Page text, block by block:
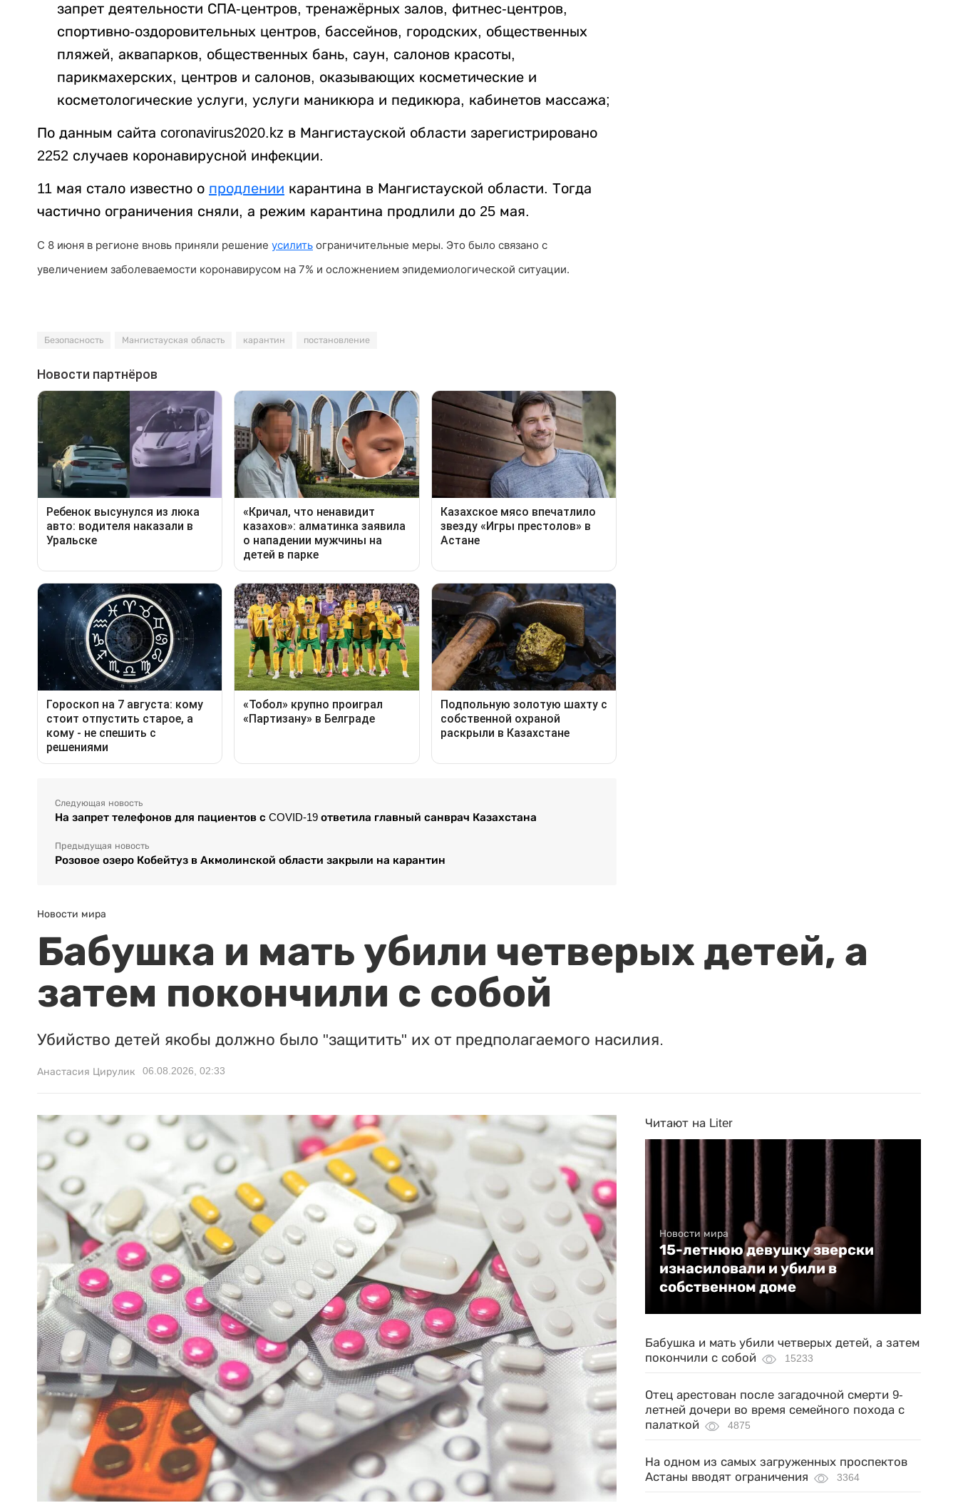
запрет деятельности СПА-центров, тренажёрных залов, фитнес-центров,
спортивно-оздоровительных центров, бассейнов, городских, общественных
пляжей, аквапарков, общественных бань, саун, салонов красоты,
парикмахерских, центров и салонов, оказывающих косметические и
косметологические услуги, услуги маникюра и педикюра, кабинетов массажа;
По данным сайта coronavirus2020.kz в Мангистауской области зарегистрировано
2252 случаев коронавирусной инфекции.
11 мая стало известно о продлении карантина в Мангистауской области. Тогда
частично ограничения сняли, а режим карантина продлили до 25 мая.
С 8 июня в регионе вновь приняли решение усилить ограничительные меры. Это было связано с
увеличением заболеваемости коронавирусом на 7% и осложнением эпидемиологической ситуации.
Безопасность Мангистауская область карантин постановление
Следующая новость
На запрет телефонов для пациентов с COVID-19 ответила главный санврач Казахстана
Предыдущая новость
Розовое озеро Кобейтуз в Акмолинской области закрыли на карантин
Новости мира
Бабушка и мать убили четверых детей, а
затем покончили с собой
Убийство детей якобы должно было "защитить" их от предполагаемого насилия.
Анастасия Цирулик 06.08.2026, 02:33
Читают на Liter
Новости мира
15-летнюю девушку зверски
изнасиловали и убили в
собственном доме
Бабушка и мать убили четверых детей, а затем
покончили с собой
15233
Отец арестован после загадочной смерти 9-
летней дочери во время семейного похода с
палаткой
4875
На одном из самых загруженных проспектов
Астаны вводят ограничения
3364